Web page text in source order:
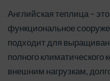
Английская теплица –
функциональное
подходит для
полного климатического
внешним нагрузкам,